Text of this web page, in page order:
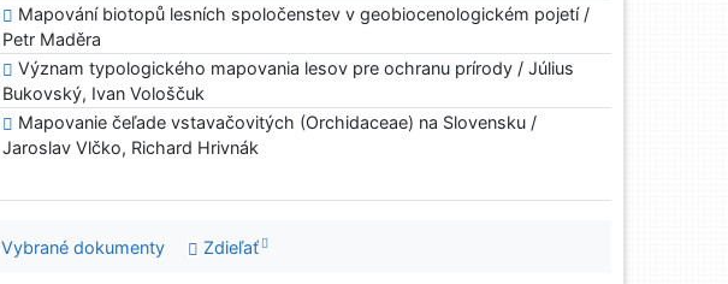
Mapování biotopů lesních spoločenstev v geobiocenologickém pojetí /
Petr Maděra
Význam typologického mapovania lesov pre ochranu prírody / Július
Bukovský, Ivan Vološčuk
Mapovanie čeľade vstavačovitých (Orchidaceae) na Slovensku /
Jaroslav Vlčko, Richard Hrivnák
Vybrané dokumenty Zdieľať